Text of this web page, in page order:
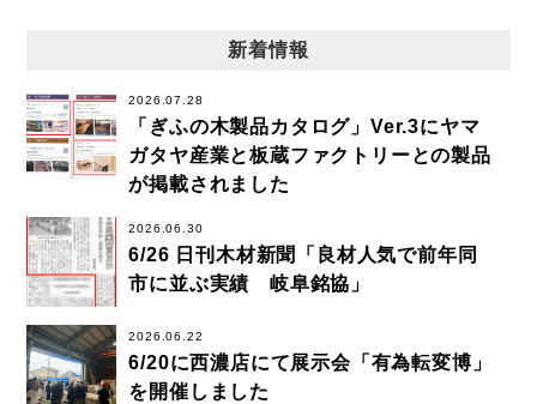
新着情報
2026.07.28
「ぎふの木製品カタログ」Ver.3にヤマ
ガタヤ産業と板蔵ファクトリーとの製品
が掲載されました
2026.06.30
6/26 日刊木材新聞「良材人気で前年同
市に並ぶ実績 岐阜銘協」
2026.06.22
6/20に西濃店にて展示会「有為転変博」
を開催しました